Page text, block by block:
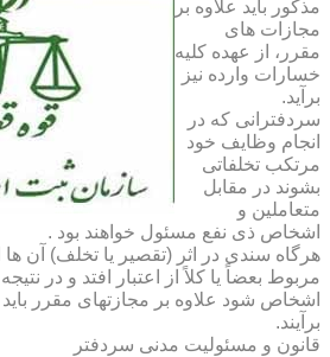
مذکور باید علاوه بر
مجازات های
مقرر، از عهده کلیه
خسارات وارده نیز
برآید.
سردفترانی که در
انجام وظایف خود
مرتکب تخلفاتی
بشوند در مقابل
متعاملین و
اشخاص ذی نفع مسئول خواهند بود .
هرگاه سندی در اثر (تقصیر یا تخلف) آن ها
مربوط بعضاً یا کلاً از اعتبار افتد و در
اشخاص شود علاوه بر مجازتهای مقرر
برآیند.
قانون و مسئولیت مدنی سردفتر